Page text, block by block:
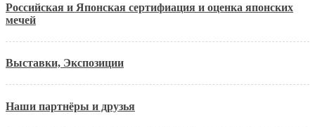
Российская и Японская сертифиация и оценка японских
мечей
Выставки, Экспозиции
Наши партнёры и друзья